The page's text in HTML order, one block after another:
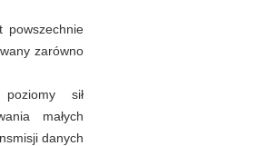
powszechnie
zarówno
sił
małych
danych